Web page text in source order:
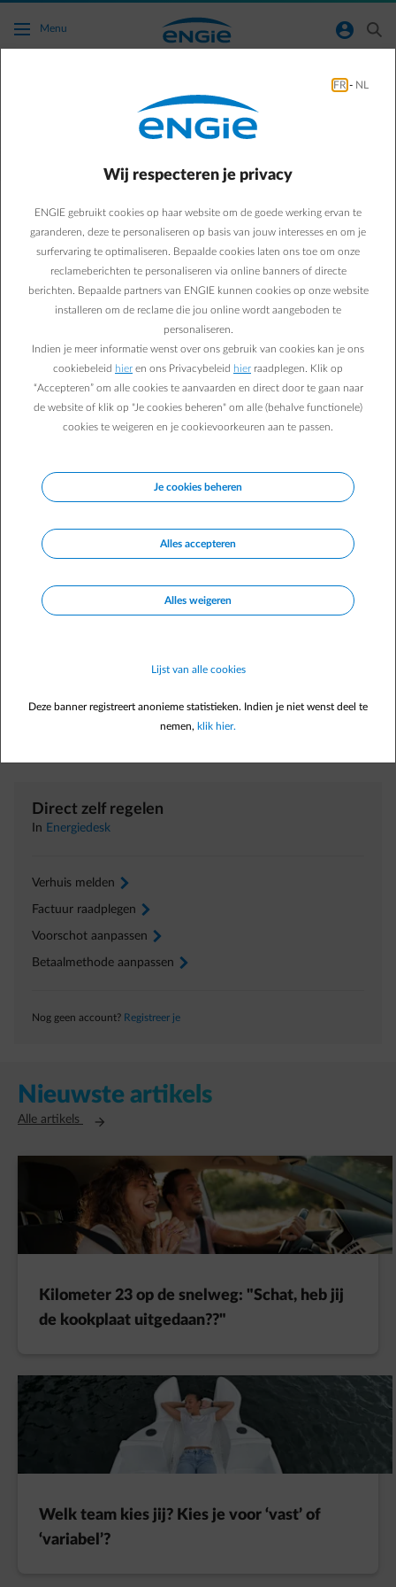
Ga naar de hoofdinhoud
Menu normal-account-circle search
Waar en hoe de Smart app downloaden?
Google Play Store (Android) , onder de naam "ENGIE Smart app".
Veelgestelde vragen
Ik kan in de Smart app niet inloggen, ik krijg een
foutmelding.
Hoe activeer ik de Smart app voor mijn woning?
Smart App dat ik er geen heb
Kan ik de Smart App voor mijn tweede woning ook
Kan ik inloggen op de app met een ander account?
Hoe log ik mijn huidige sessie uit in de app?
dat ENGIE geen gegevens meer ontvangt?
Direct zelf regelen
In Energiedesk
Verhuis melden arrow-right
Factuur raadplegen arrow-right
Voorschot aanpassen arrow-right
Betaalmethode aanpassen arrow-right
Nog geen account? Registreer je
Nieuwste artikels
Alle artikels Opent in een nieuw tabblad
Kilometer 23 op de snelweg: "Schat, heb jij
de kookplaat uitgedaan??"
Welk team kies jij? Kies je voor ‘vast’ of
‘variabel’?
FR - NL
Wij respecteren je privacy
ENGIE gebruikt cookies op haar website om de goede werking ervan te
garanderen, deze te personaliseren op basis van jouw interesses en om je
surfervaring te optimaliseren. Bepaalde cookies laten ons toe om onze
reclameberichten te personaliseren via online banners of directe
berichten. Bepaalde partners van ENGIE kunnen cookies op onze website
installeren om de reclame die jou online wordt aangeboden te
personaliseren.
Indien je meer informatie wenst over ons gebruik van cookies kan je ons
cookiebeleid hier en ons Privacybeleid hier raadplegen. Klik op
“Accepteren” om alle cookies te aanvaarden en direct door te gaan naar
de website of klik op "Je cookies beheren" om alle (behalve functionele)
cookies te weigeren en je cookievoorkeuren aan te passen.
Je cookies beheren
Alles accepteren
Alles weigeren
Lijst van alle cookies
Deze banner registreert anonieme statistieken. Indien je niet wenst deel te
nemen, klik hier.